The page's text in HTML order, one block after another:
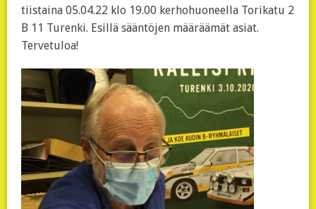
tiistaina 05.04.22 klo 19.00 kerhohuoneella Torikatu 2
B 11 Turenki. Esillä sääntöjen määräämät asiat.
Tervetuloa!